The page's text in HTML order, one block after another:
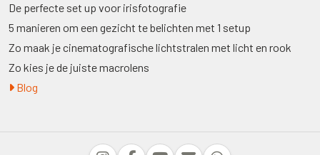
De perfecte set up voor irisfotografie
5 manieren om een gezicht te belichten met 1 setup
Zo maak je cinematografische lichtstralen met licht en rook
Zo kies je de juiste macrolens
Blog